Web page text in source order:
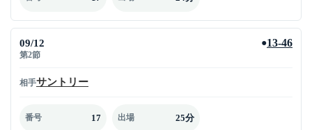
09/12
第2節
●13-46
相手サントリー
番号 17 出場 25分